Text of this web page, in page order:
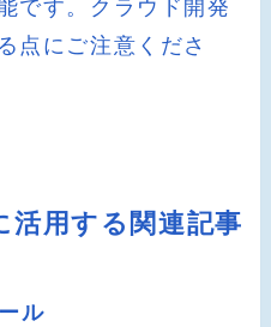
です。クラウド開発
点にご注意くださ
用する関連記事
ル